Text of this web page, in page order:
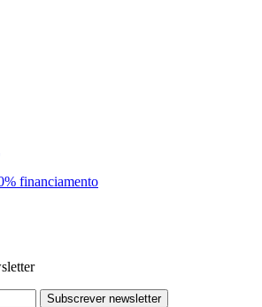
financiamento
Subscrever newsletter